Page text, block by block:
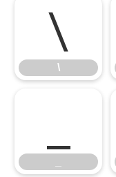
\
\